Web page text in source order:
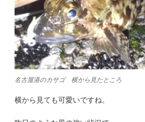
名古屋港のカサゴ 横から見たところ
横から見ても可愛いですね。